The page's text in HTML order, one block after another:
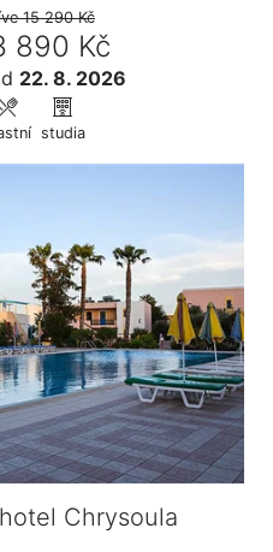
15 290 Kč
890 Kč
22. 8. 2026
studia
Chrysoula